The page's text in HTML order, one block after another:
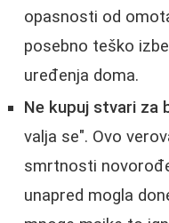
opasnosti od
posebno teško
uređenja doma.
Ne kupuj stvari za
valja se". Ovo
smrtnosti
unapred mogla